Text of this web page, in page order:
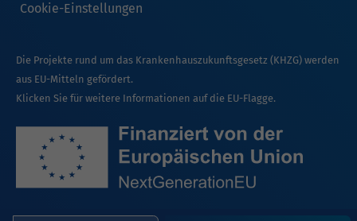
Cookie-Einstellungen
Die Projekte rund um das Krankenhauszukunftsgesetz (KHZG) werden
aus EU-Mitteln gefördert.
Klicken Sie für weitere Informationen auf die EU-Flagge.